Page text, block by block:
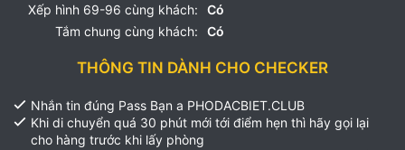
Xếp hình 69-96 cùng khách:
Có
Tắm chung cùng khách:
Có
THÔNG TIN DÀNH CHO CHECKER
Nhắn tin đúng Pass Bạn a PHODACBIET.CLUB
Khi di chuyển quá 30 phút mới tới điểm hẹn thì hãy gọi lại
cho hàng trước khi lấy phòng